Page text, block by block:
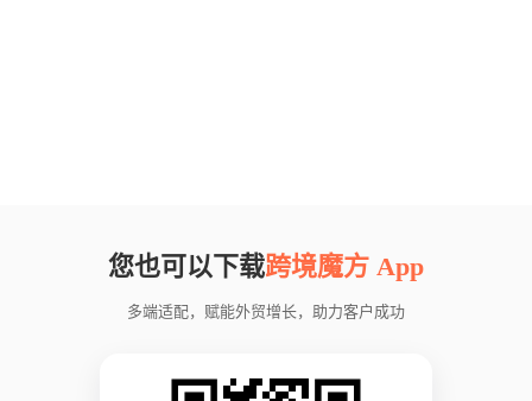
您也可以下载跨境魔方 App
多端适配，赋能外贸增长，助力客户成功